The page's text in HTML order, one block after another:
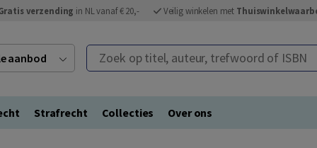
verzending in NL vanaf € 20,- Veilig winkelen met
aanbod Zoek op titel, auteur, trefwoord of ISBN
Strafrecht Collecties Over ons